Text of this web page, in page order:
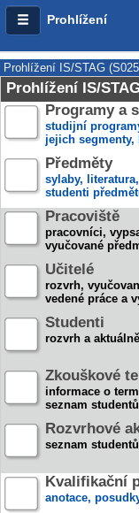
Prohlížení
Prohlížení IS/STAG
Prohlížení IS/
Programy a
studijní
jejich segmenty,
Předměty
sylaby,
studenti
Pracoviště
pracovníci,
vyučované
Učitelé
rozvrh,
vedené práce a
Studenti
rozvrh a
Zkouškové
informace o
seznam
Rozvrhové
seznam
Kvalifikační
anotace,